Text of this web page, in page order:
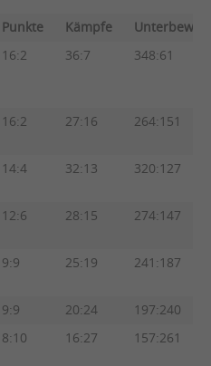
Punkte Kämpfe
Unterbew.
16:2 36:7 348:61
16:2 27:16 264:151
14:4 32:13 320:127
12:6 28:15 274:147
9:9 25:19 241:187
9:9 20:24
197:240
8:10 16:27 157:261